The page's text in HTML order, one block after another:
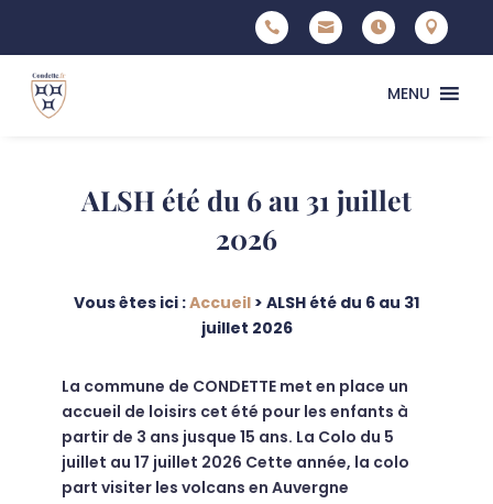




MENU
ALSH été du 6 au 31 juillet
2026
Vous êtes ici :Accueil > ALSH été du 6 au 31
juillet 2026
La commune de CONDETTE met en place un
accueil de loisirs cet été pour les enfants à
partir de 3 ans jusque 15 ans. La Colo du 5
juillet au 17 juillet 2026 Cette année, la colo
part visiter les volcans en Auvergne